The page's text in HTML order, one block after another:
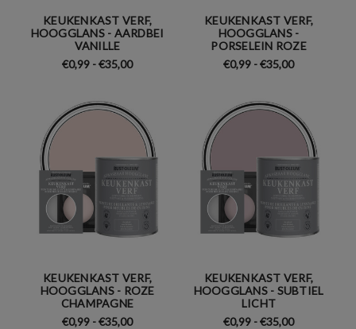
KEUKENKAST VERF,
HOOGGLANS - AARDBEI
VANILLE
€0,99 - €35,00
KEUKENKAST VERF,
HOOGGLANS -
PORSELEIN ROZE
€0,99 - €35,00
KEUKENKAST VERF,
HOOGGLANS - ROZE
CHAMPAGNE
€0,99 - €35,00
KEUKENKAST VERF,
HOOGGLANS - SUBTIEL
LICHT
€0,99 - €35,00